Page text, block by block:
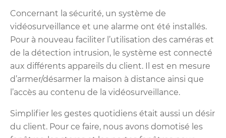
Concernant la sécurité, un système de
vidéosurveillance et une alarme ont été installés.
Pour à nouveau faciliter l’utilisation des caméras et
de la détection intrusion, le système est connecté
aux différents appareils du client. Il est en mesure
d’armer/désarmer la maison à distance ainsi que
l’accès au contenu de la vidéosurveillance.
Simplifier les gestes quotidiens était aussi un désir
du client. Pour ce faire, nous avons domotisé les